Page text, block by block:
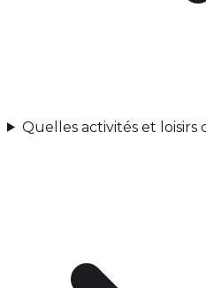
Quelles activités et loisirs